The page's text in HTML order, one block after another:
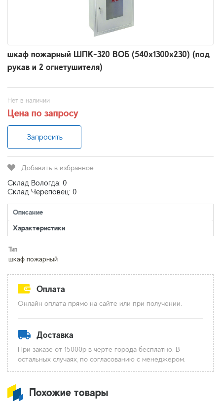
шкаф пожарный ШПК-320 ВОБ (540х1300х230) (под
рукав и 2 огнетушителя)
Нет в наличии
Цена по запросу
Запросить
Добавить в избранное
Склад Вологда: 0
Склад Череповец: 0
Описание
Характеристики
Тип
шкаф пожарный
Оплата
Онлайн оплата прямо на сайте или при получении.
Доставка
При заказе от 15000р в черте города бесплатно. В
остальных случаях, по согласованию с менеджером.
Похожие товары